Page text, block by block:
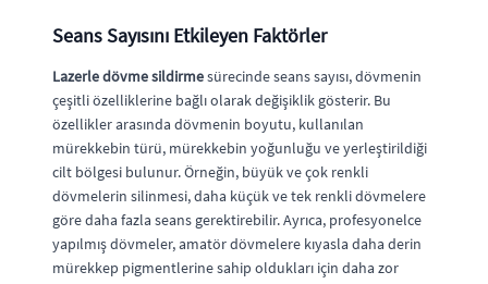
Seans Sayısını Etkileyen Faktörler
Lazerle dövme sildirmesürecinde seans sayısı, dövmenin
çeşitli özelliklerine bağlı olarak değişiklik gösterir. Bu
özellikler arasında dövmenin boyutu, kullanılan
mürekkebin türü, mürekkebin yoğunluğu ve yerleştirildiği
cilt bölgesi bulunur. Örneğin, büyük ve çok renkli
dövmelerin silinmesi, daha küçük ve tek renkli dövmelere
göre daha fazla seans gerektirebilir. Ayrıca, profesyonelce
yapılmış dövmeler, amatör dövmelere kıyasla daha derin
mürekkep pigmentlerine sahip oldukları için daha zor